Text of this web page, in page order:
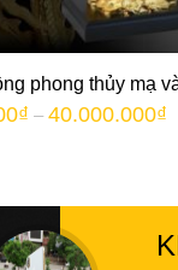
phong thủy mạ
₫ – 40.000.000₫